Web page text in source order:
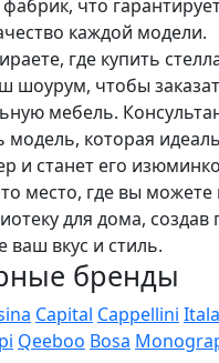
что
каждой модели.
где купить
шоурум, чтобы
мебель.
модель, которая
и станет его
место, где вы можете
для дома, создав
вкус и стиль.
бренды
Capital Cappellini
Qeeboo Bosa